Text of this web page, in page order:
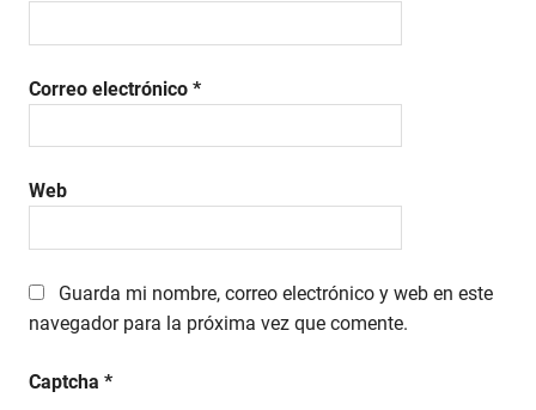
Correo electrónico *
Web
Guarda mi nombre, correo electrónico y web en este
navegador para la próxima vez que comente.
Captcha *